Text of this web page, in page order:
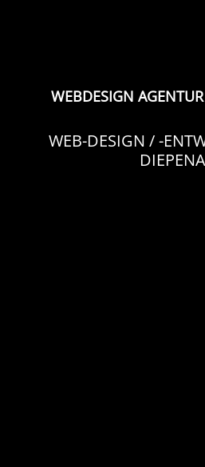
WEBDESIGN
WEB-DESIGN / -